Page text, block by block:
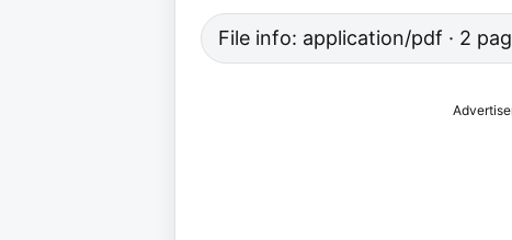
File info: application/pdf · 2